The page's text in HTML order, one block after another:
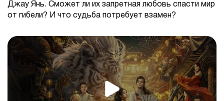
Джау Янь. Сможет ли их запретная любовь спасти мир
от гибели? И что судьба потребует взамен?